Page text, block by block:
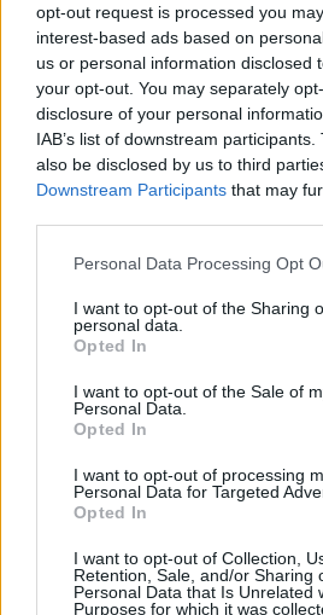
opt-out request is processed you
interest-based ads based on
us or personal information disclosed
your opt-out. You may separately
disclosure of your personal
IAB’s list of downstream
also be disclosed by us to third
Downstream Participants that may
Please note that this website/app
not limited to your visit or usage
grant or deny consent to Google and
use your data for below specified
consent section.
Personal Data Processing Opt
I want to opt-out of the Sharing
personal data.
Opted In
I want to opt-out of the Sale of
Personal Data.
Opted In
I want to opt-out of processing
Personal Data for Targeted
Opted In
I want to opt-out of Collection,
Retention, Sale, and/or Sharing
Personal Data that Is Unrelated
Purposes for which it was
Πιο δημοφιλή
1 Η Ελένη Φωτοπούλου
γιορτή του Άκη
χρόνια μου διδάσκει
2Δολοφονία Βρετανίδας
δύο καταθέσεις «κλειδί»
26χρονου Αφγανού – Το
απειλητικά μηνύματα
Αριστοτέλης Δαμίγος:
σύνδεσμο του
Ψάθα
ανθρώπους που είχαν
δήλωση της
Λίζα που βρέθηκε
Η Αγγελική Ηλιάδη
που έζησε και πώς είδε
της: «Ήταν ό,τι πιο